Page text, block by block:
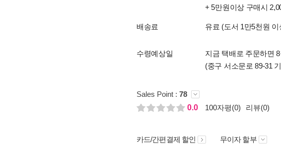
+ 5만원이상 구매시
배송료 유료 (도서 1만5천원 이
수령예상일
지금 택배로 주문하면
(중구 서소문로 89-31
Sales Point : 78
0.0
100자평(0) 리뷰(0)
카드/간편결제 할인 무이자 할부